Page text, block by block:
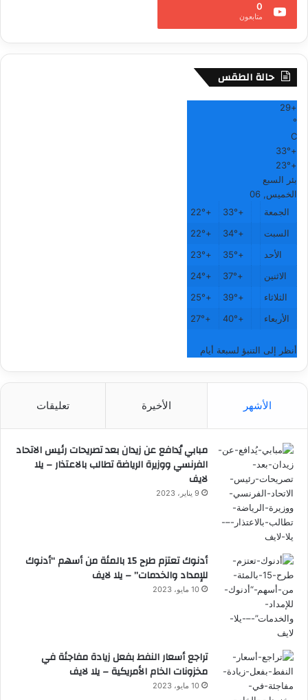
0
متابعون
حالة الطقس
+
29
°
C
+
33°
+
23°
بئر السبع
الخميس, 06
الجمعة
+
33°
+
22°
السبت
+
34°
+
22°
الأحد
+
35°
+
23°
الاثنين
+
37°
+
24°
الثلاثاء
+
39°
+
25°
الأربعاء
+
40°
+
27°
أنظر إلى التنبؤ لسبعة أيام
الأشهر الأخيرة تعليقات
مبابي يُدافع عن زيدان بعد تصريحات رئيس الاتحاد
الفرنسي ووزيرة الرياضة تطالب بالاعتذار – يلا
لايف
9 يناير، 2023
أدنوك تعتزم طرح 15 بالمئة من أسهم “أدنوك
للإمداد والخدمات” – يلا لايف
10 مايو، 2023
تراجع أسعار النفط بفعل زيادة مفاجئة في
مخزونات الخام الأمريكية – يلا لايف
10 مايو، 2023